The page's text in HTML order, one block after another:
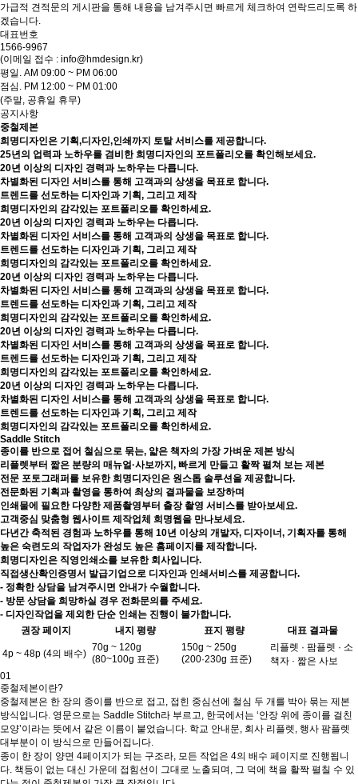
가급적 견적문의 게시판을 통해 내용을 남겨주시면 빠르게 체크하여 연락드리도록 하
겠습니다.
대표번호
1566-9967
(이메일 접수 : info@hmdesign.kr)
평일. AM 09:00 ~ PM 06:00
점심. PM 12:00 ~ PM 01:00
(주말, 공휴일 휴무)
공지사항
중철제본
희명디자인은 기획,디자인,인쇄까지 토탈 서비스를 제공합니다.
25년의 업력과 노하우를 겸비한 희명디자인의 포트폴리오를 확인해보세요.
20년 이상의 디자인 경력과 노하우는 다릅니다.
차별화된 디자인 서비스를 통해 고객과의 상생을 목표로 합니다.
트렌드를 선도하는 디자인과 기획, 그리고 제작
희명디자인의 감각있는 포트폴리오를 확인하세요.
20년 이상의 디자인 경력과 노하우는 다릅니다.
차별화된 디자인 서비스를 통해 고객과의 상생을 목표로 합니다.
트렌드를 선도하는 디자인과 기획, 그리고 제작
희명디자인의 감각있는 포트폴리오를 확인하세요.
20년 이상의 디자인 경력과 노하우는 다릅니다.
차별화된 디자인 서비스를 통해 고객과의 상생을 목표로 합니다.
트렌드를 선도하는 디자인과 기획, 그리고 제작
희명디자인의 감각있는 포트폴리오를 확인하세요.
20년 이상의 디자인 경력과 노하우는 다릅니다.
차별화된 디자인 서비스를 통해 고객과의 상생을 목표로 합니다.
트렌드를 선도하는 디자인과 기획, 그리고 제작
희명디자인의 감각있는 포트폴리오를 확인하세요.
20년 이상의 디자인 경력과 노하우는 다릅니다.
차별화된 디자인 서비스를 통해 고객과의 상생을 목표로 합니다.
트렌드를 선도하는 디자인과 기획, 그리고 제작
희명디자인의 감각있는 포트폴리오를 확인하세요.
Saddle Stitch
종이를 반으로 접어 철심으로 묶는, 얇은 책자의 가장 가벼운 제본 방식
리플렛부터 짧은 분량의 매뉴얼·사보까지, 빠르게 만들고 활짝 펼쳐 보는 제본
전문 포토그래퍼를 보유한 희명디자인은 원스톱 솔루션을 제공합니다.
전문화된 기획과 촬영을 통하여 최상의 결과물을 보장하며
인쇄물에 필요한 다양한 제품촬영부터 출장 촬영 서비스를 받아보세요.
고객중심 맞춤형 웹사이트 제작업체 희명웹을 만나보세요.
다년간 축적된 경험과 노하우를 통해 10년 이상의 개발자, 디자이너, 기획자를 통해
높은 숙련도의 작업자가 완성도 높은 홈페이지를 제작합니다.
희명디자인은 직영인쇄소를 보유한 회사입니다.
직접생산확인증명서 발급기업으로 디자인과 인쇄서비스를 제공합니다.
- 정확한 상담을 남겨주시면 안내가 수월합니다.
- 방문 상담을 희망하실 경우 전화문의를 주세요.
- 디자인작업을 제외한 단순 인쇄는 진행이 불가합니다.
권장 페이지
내지 평량 표지 평량 대표 결과물
4p ~ 48p (4의 배수)
70g ~ 120g
(80~100g 표준)
150g ~ 250g
(200·230g 표준)
리플렛 · 팜플렛 · 소
책자 · 짧은 사보
01
중철제본이란?
중철제본은 한 장의 종이를 반으로 접고, 접힌 중심선에 철심 두 개를 박아 묶는 제본
방식입니다. 영문으로는 Saddle Stitch라 부르고, 한국에서는 ‘안장 위에 종이를 걸친
모양’이라는 뜻에서 같은 이름이 붙었습니다. 학교 안내문, 회사 리플렛, 행사 팜플렛
대부분이 이 방식으로 만들어집니다.
종이 한 장이 양면 4페이지가 되는 구조라, 모든 작업은 4의 배수 페이지로 진행됩니
다. 책등이 없는 대신 가운데 접힘선이 그대로 노출되며, 그 덕에 책을 활짝 펼칠 수 있